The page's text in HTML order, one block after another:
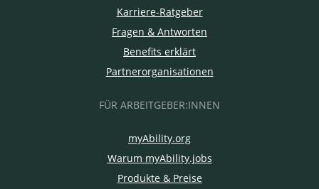
Karriere-Ratgeber
Fragen & Antworten
Benefits erklärt
Partnerorganisationen
FÜR ARBEITGEBER:INNEN
myAbility.org
Warum myAbility.jobs
Produkte & Preise